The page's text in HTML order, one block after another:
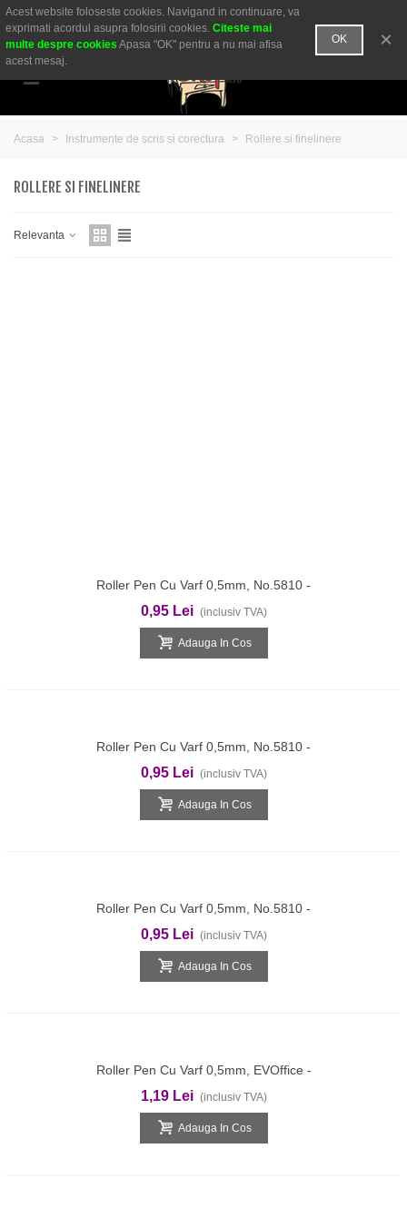
0755 050 600 0721 269 648
Acasa > Instrumente de scris si corectura > Rollere si finelinere
ROLLERE SI FINELINERE
Relevanta
Roller Pen Cu Varf 0,5mm, No.5810 -
Albastru
0,95 Lei (inclusiv TVA)
Adauga In Cos
Roller Pen Cu Varf 0,5mm, No.5810 -
Rosu
0,95 Lei (inclusiv TVA)
Adauga In Cos
Roller Pen Cu Varf 0,5mm, No.5810 -
Negru
0,95 Lei (inclusiv TVA)
Adauga In Cos
Roller Pen Cu Varf 0,5mm, EVOffice -
Negru
1,19 Lei (inclusiv TVA)
Adauga In Cos
Acest website foloseste cookies. Navigand in continuare, va
exprimati acordul asupra folosirii cookies. Citeste mai
multe despre cookies Apasa "OK" pentru a nu mai afisa
acest mesaj.
OK ×